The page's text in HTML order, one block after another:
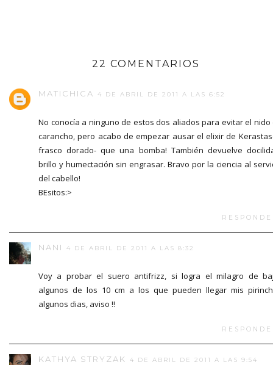
22 COMENTARIOS
MATICHICA 4 DE ABRIL DE 2011 A LAS 6:52
No conocía a ninguno de estos dos aliados para evitar el nido
carancho, pero acabo de empezar ausar el elixir de
frasco dorado- que una bomba! También devuelve
brillo y humectación sin engrasar. Bravo por la ciencia al
del cabello!
BEsitos:>
NANI 4 DE ABRIL DE 2011 A LAS 8:32
Voy a probar el suero antifrizz, si logra el milagro de
algunos de los 10 cm a los que pueden llegar mis
algunos dias, aviso !!
KATHYA STRYZAK 4 DE ABRIL DE 2011 A LAS 9:54